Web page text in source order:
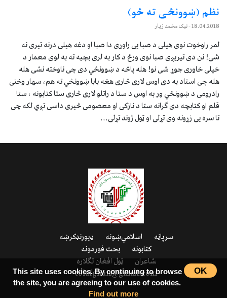
نظم (ښوونځی ته ځو)
18.04.2018- نیک مخمد زیار
لمر راوخوت نوی هیلی د صبا یی راوړی دا صبا او دغه هیلی درنه تیری نه
شی! نن دی تیریږی صبا نوی ورځ د کار به لری بچیه ته به لوی معمار د
خپلی خاوری جوړ شی نو! هله پاڅه د ښوونځي دی چی ناوخته نشی هله
هله چی استاد به دی اوس لاری څاری هغه بابا ښوونځي ته هم، سهار وختی
رادرومی د ښوونځي ور به اوس د ستا د راتلو لاری څاری ستا کتابونه ، ستا
قلم او کتابچه دی ګرانه ستا د نازکی او معصومی څیری داسی تږي لکه چی
تا سره یی زړونه وی تړلی او ټول ژوند تړلی...
سرپاڼه اسلامي‌ښونه
ډیورنډ‌کرښه
کتابونه
بحث فورمونه
شاعران
ټول افغان تګلاره
tolafghan@gmail.com
OK
This site uses cookies. By continuing to browse
the site, you are agreeing to our use of cookies.
Find out more